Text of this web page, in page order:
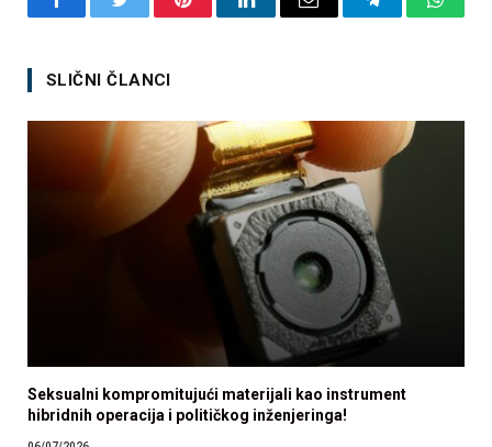
FacebookTwitter PinterestLinkedInEmail Telegram
SLIČNI ČLANCI
Seksualni kompromitujući materijali kao instrument
hibridnih operacija i političkog inženjeringa!